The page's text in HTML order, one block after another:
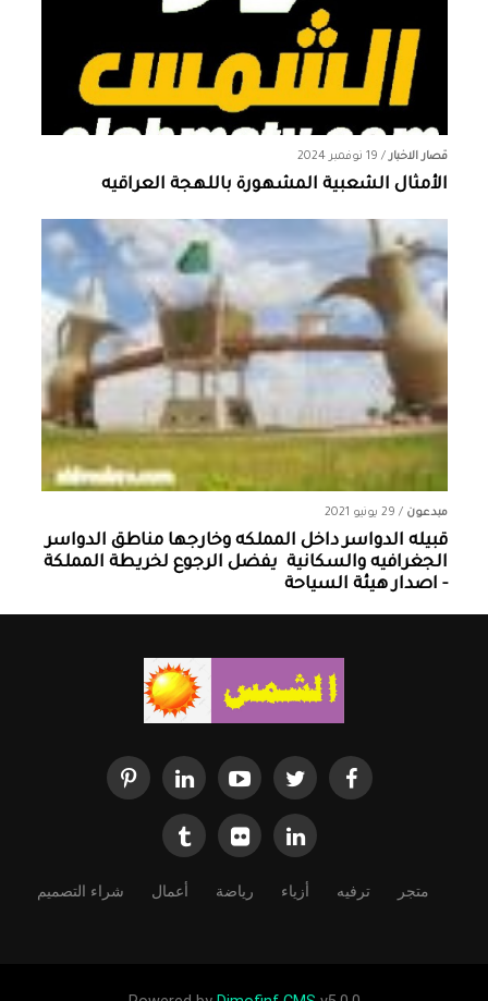
قصار الاخبار/ 19 نوفمبر 2024
الأمثال الشعبية المشهورة باللهجة العراقيه
مبدعون / 29 يونيو 2021
قبيله الدواسر داخل المملكه وخارجها ‏مناطق الدواسر
الجغرافيه والسكانية ‏ يفضل الرجوع لخريطة المملكة
- اصدار هيئة السياحة
متجر ترفيه أزياء رياضة أعمال شراء التصميم